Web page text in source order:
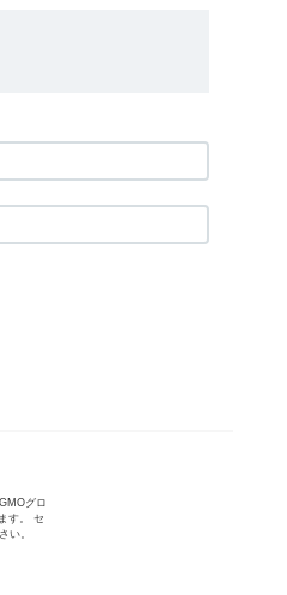
グロ
す。 セ
い。